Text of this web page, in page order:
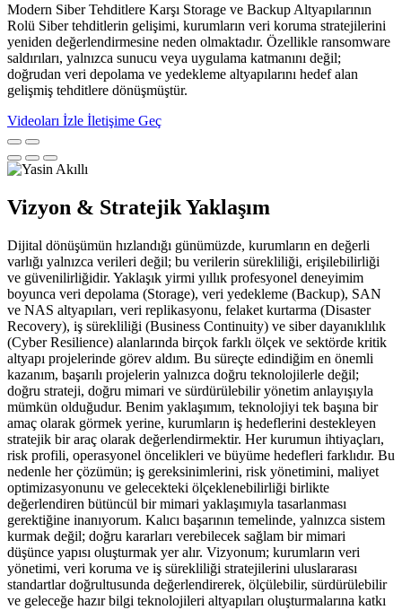
Modern Siber Tehditlere Karşı Storage ve Backup Altyapılarının
Rolü Siber tehditlerin gelişimi, kurumların veri koruma stratejilerini
yeniden değerlendirmesine neden olmaktadır. Özellikle ransomware
saldırıları, yalnızca sunucu veya uygulama katmanını değil;
doğrudan veri depolama ve yedekleme altyapılarını hedef alan
gelişmiş tehditlere dönüşmüştür.
Videoları İzle İletişime Geç
Vizyon & Stratejik Yaklaşım
Dijital dönüşümün hızlandığı günümüzde, kurumların en değerli
varlığı yalnızca verileri değil; bu verilerin sürekliliği, erişilebilirliği
ve güvenilirliğidir. Yaklaşık yirmi yıllık profesyonel deneyimim
boyunca veri depolama (Storage), veri yedekleme (Backup), SAN
ve NAS altyapıları, veri replikasyonu, felaket kurtarma (Disaster
Recovery), iş sürekliliği (Business Continuity) ve siber dayanıklılık
(Cyber Resilience) alanlarında birçok farklı ölçek ve sektörde kritik
altyapı projelerinde görev aldım. Bu süreçte edindiğim en önemli
kazanım, başarılı projelerin yalnızca doğru teknolojilerle değil;
doğru strateji, doğru mimari ve sürdürülebilir yönetim anlayışıyla
mümkün olduğudur. Benim yaklaşımım, teknolojiyi tek başına bir
amaç olarak görmek yerine, kurumların iş hedeflerini destekleyen
stratejik bir araç olarak değerlendirmektir. Her kurumun ihtiyaçları,
risk profili, operasyonel öncelikleri ve büyüme hedefleri farklıdır. Bu
nedenle her çözümün; iş gereksinimlerini, risk yönetimini, maliyet
optimizasyonunu ve gelecekteki ölçeklenebilirliği birlikte
değerlendiren bütüncül bir mimari yaklaşımıyla tasarlanması
gerektiğine inanıyorum. Kalıcı başarının temelinde, yalnızca sistem
kurmak değil; doğru kararları verebilecek sağlam bir mimari
düşünce yapısı oluşturmak yer alır. Vizyonum; kurumların veri
yönetimi, veri koruma ve iş sürekliliği stratejilerini uluslararası
standartlar doğrultusunda değerlendirerek, ölçülebilir, sürdürülebilir
ve geleceğe hazır bilgi teknolojileri altyapıları oluşturmalarına katkı